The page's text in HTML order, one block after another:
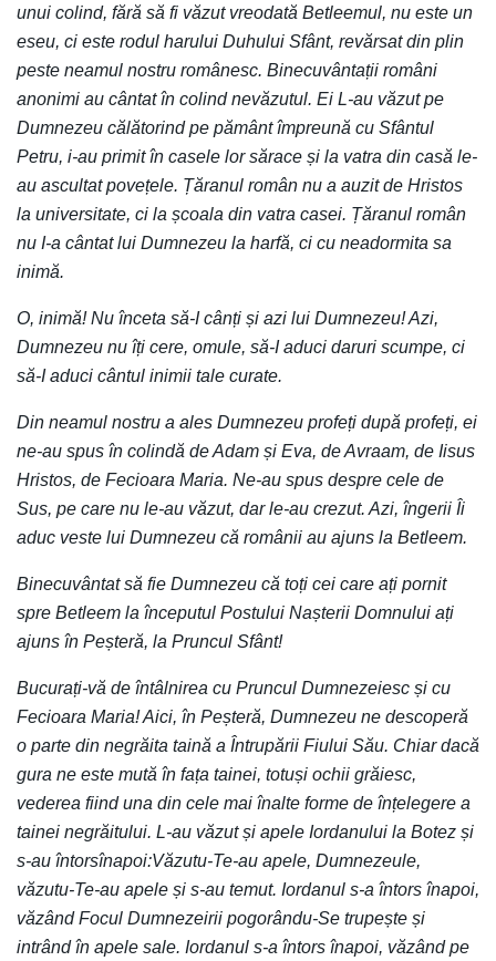
unui colind, fără să fi văzut vreodată Betleemul, nu este un
eseu, ci este rodul harului Duhului Sfânt, revărsat din plin
peste neamul nostru românesc. Binecuvântații români
anonimi au cântat în colind nevăzutul. Ei L-au văzut pe
Dumnezeu călătorind pe pământ împreună cu Sfântul
Petru, i-au primit în casele lor sărace și la vatra din casă le-
au ascultat povețele. Țăranul român nu a auzit de Hristos
la universitate, ci la școala din vatra casei. Țăranul român
nu I-a cântat lui Dumnezeu la harfă, ci cu neadormita sa
inimă.
O, inimă! Nu înceta să-I cânți și azi lui Dumnezeu! Azi,
Dumnezeu nu îți cere, omule, să-I aduci daruri scumpe, ci
să-I aduci cântul inimii tale curate.
Din neamul nostru a ales Dumnezeu profeți după profeți, ei
ne-au spus în colindă de Adam și Eva, de Avraam, de Iisus
Hristos, de Fecioara Maria. Ne-au spus despre cele de
Sus, pe care nu le-au văzut, dar le-au crezut. Azi, îngerii Îi
aduc veste lui Dumnezeu că românii au ajuns la Betleem.
Binecuvântat să fie Dumnezeu că toți cei care ați pornit
spre Betleem la începutul Postului Nașterii Domnului ați
ajuns în Peșteră, la Pruncul Sfânt!
Bucurați-vă de întâlnirea cu Pruncul Dumnezeiesc și cu
Fecioara Maria! Aici, în Peșteră, Dumnezeu ne descoperă
o parte din negrăita taină a Întrupării Fiului Său. Chiar dacă
gura ne este mută în fața tainei, totuși ochii grăiesc,
vederea fiind una din cele mai înalte forme de înțelegere a
tainei negrăitului. L-au văzut și apele Iordanului la Botez și
s-au întorsînapoi:Văzutu-Te-au apele, Dumnezeule,
văzutu-Te-au apele și s-au temut. Iordanul s-a întors înapoi,
văzând Focul Dumnezeirii pogorându-Se trupește și
intrând în apele sale. Iordanul s-a întors înapoi, văzând pe